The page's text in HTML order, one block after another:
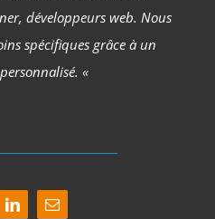
développeurs web. Nous
spécifiques grâce à un
«